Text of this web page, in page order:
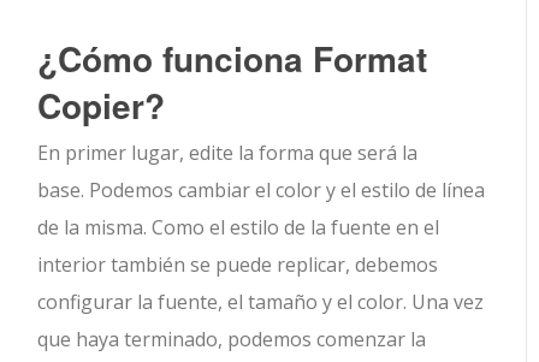
¿Cómo funciona Format
Copier?
En primer lugar, edite la forma que será la
base. Podemos cambiar el color y el estilo de línea
de la misma. Como el estilo de la fuente en el
interior también se puede replicar, debemos
configurar la fuente, el tamaño y el color. Una vez
que haya terminado, podemos comenzar la